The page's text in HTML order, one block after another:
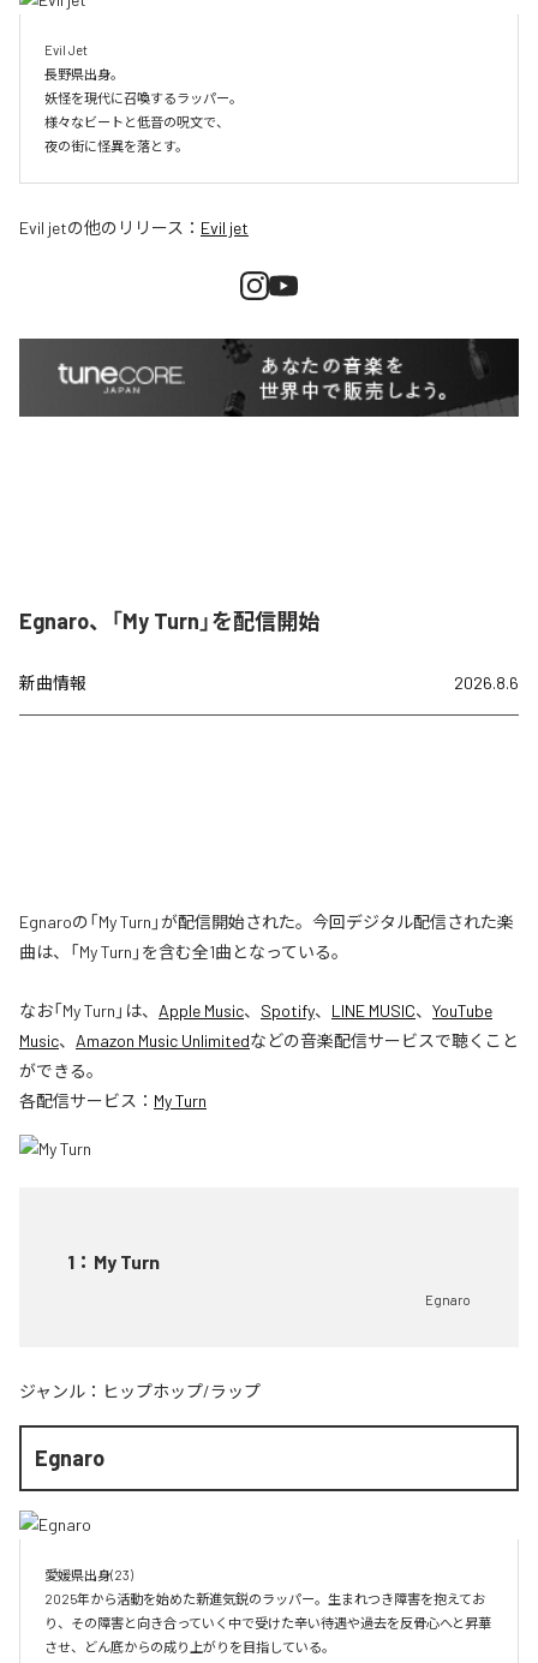
Evil Jet
長野県出身。
妖怪を現代に召喚するラッパー。
様々なビートと低音の呪文で、
夜の街に怪異を落とす。
Evil jetの他のリリース： Evil jet
Egnaro、「My Turn」を配信開始
新曲情報 2026.8.6
Egnaroの「My Turn」が配信開始された。今回デジタル配信された楽
曲は、「My Turn」を含む全1曲となっている。
なお「My Turn 」は、 Apple Music、 Spotify、 LINE MUSIC、 YouTube
Music、 Amazon Music Unlimitedなどの音楽配信サービスで聴くこと
ができる。
各配信サービス： My Turn
1 ： My Turn
Egnaro
ジャンル： ヒップホップ/ラップ
Egnaro
愛媛県出身(23)
2025年から活動を始めた新進気鋭のラッパー。生まれつき障害を抱えてお
り、その障害と向き合っていく中で受けた辛い待遇や過去を反骨心へと昇華
させ、どん底からの成り上がりを目指している。